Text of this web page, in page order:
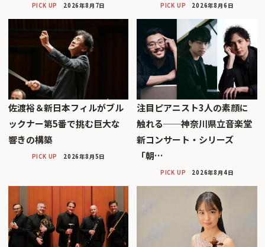
PICK UP 2026年8月7日 PICK UP 2026年8月6日
佐渡裕＆新日本フィルがブル
ックナー第5番で挑む巨大な
響きの構築
PICK UP 2026年8月5日
注目ピアニスト3人の素顔に
触れる──神奈川県立音楽堂
新コンサート・シリーズ
「朝…
PICK UP 2026年8月4日